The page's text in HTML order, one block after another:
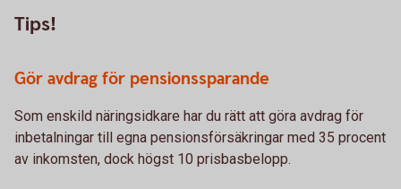
Tips!
Gör avdrag för pensionssparande
Som enskild näringsidkare har du rätt att göra avdrag för
inbetalningar till egna pensionsförsäkringar med 35 procent
av inkomsten, dock högst 10 prisbasbelopp.